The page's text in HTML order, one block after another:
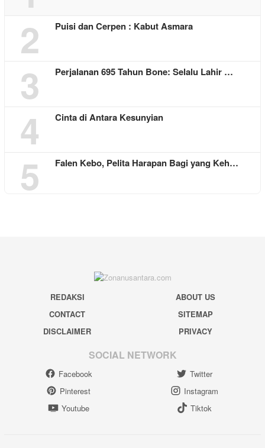
2 Puisi dan Cerpen : Kabut Asmara
3 Perjalanan 695 Tahun Bone: Selalu Lahir …
4 Cinta di Antara Kesunyian
5 Falen Kebo, Pelita Harapan Bagi yang Keh…
REDAKSI
ABOUT US
CONTACT
SITEMAP
DISCLAIMER
PRIVACY
SOCIAL NETWORK
Facebook
Twitter
Pinterest
Instagram
Youtube
Tiktok